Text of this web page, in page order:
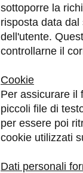
sottoporre la
risposta data
dell'utente.
controllarne il
Cookie
Per assicurare il
piccoli file di
per essere poi
cookie utilizzati
Dati personali